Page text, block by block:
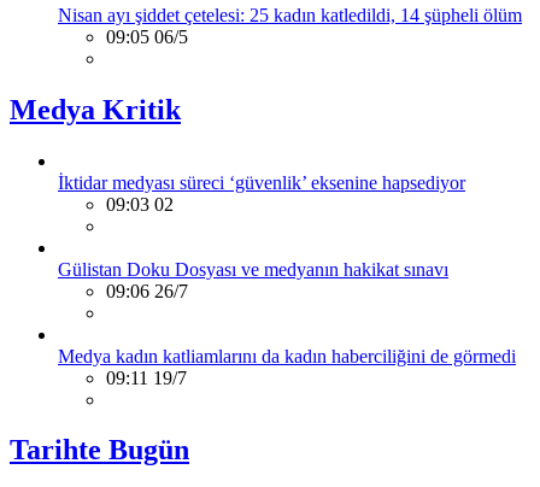
Nisan ayı şiddet çetelesi: 25 kadın katledildi, 14 şüpheli ölüm
09:05 06/5
Medya Kritik
İktidar medyası süreci ‘güvenlik’ eksenine hapsediyor
09:03 02
Gülistan Doku Dosyası ve medyanın hakikat sınavı
09:06 26/7
Medya kadın katliamlarını da kadın haberciliğini de görmedi
09:11 19/7
Tarihte Bugün